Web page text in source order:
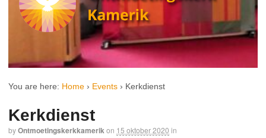
You are here: Home › Events › Kerkdienst
Kerkdienst
byOntmoetingskerkkamerikon 15 oktober 2020 in